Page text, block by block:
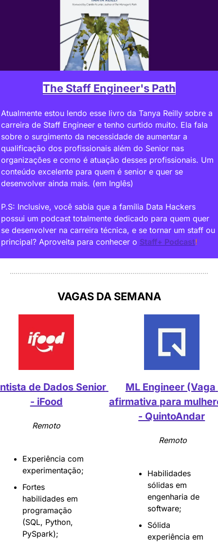
The Staff Engineer's Path
Atualmente estou lendo esse livro da Tanya Reilly sobre a
carreira de Staff Engineer e tenho curtido muito. Ela fala
sobre o surgimento da necessidade de aumentar a
qualificação dos profissionais além do Senior nas
organizações e como é atuação desses profissionais. Um
conteúdo excelente para quem é senior e quer se
desenvolver ainda mais. (em Inglês)
P.S: Inclusive, você sabia que a família Data Hackers
possui um podcast totalmente dedicado para quem quer
se desenvolver na carreira técnica, e se tornar um staff ou
principal? Aproveita para conhecer o Staff+ Podcast!
VAGAS DA SEMANA
de Dados Senior
- iFood
Remoto
Experiência com
experimentação;
Fortes
habilidades em
programação
(SQL, Python,
PySpark);
ML Engineer (Vaga
afirmativa para
- QuintoAndar
Remoto
Habilidades
sólidas em
engenharia de
software;
Sólida
experiência em